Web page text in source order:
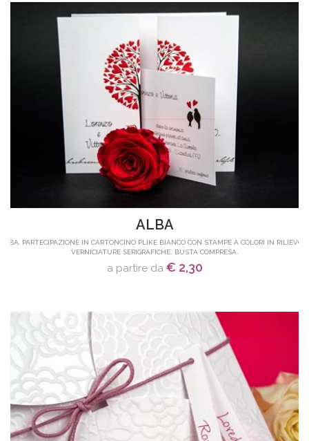
ALBA
ALBA, PARTECIPAZIONE IN CARTONCINO PLIKE BIANCO CON STAMPE A COLORI IN RILIEVO E
VERNICIATURE SERIGRAFICHE. BUSTA COMPRESA.
a partire da € 2,30